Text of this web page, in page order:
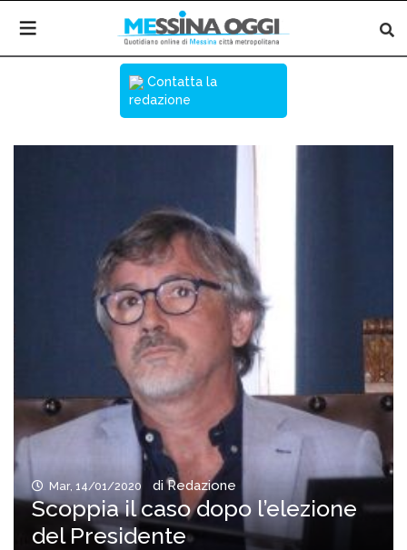
Contatta la
redazione
Mar, 14/01/2020 di Redazione
Scoppia il caso dopo l’elezione
del Presidente